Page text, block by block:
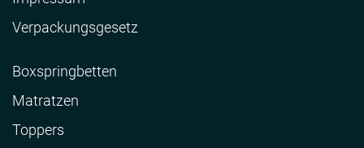
Verpackungsgesetz
Boxspringbetten
Matratzen
Toppers